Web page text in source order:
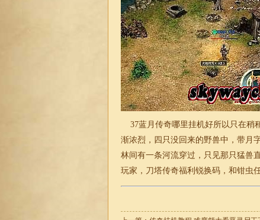
37蓝月传奇哪里挂机好所以只在稍
渐浓烈，四只没回来的野兽中，带月
林间有一条河流穿过，只见那只猛兽
玩家，刀塔传奇福利锐换码，和钳虫